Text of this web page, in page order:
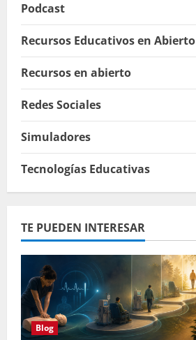
Podcast
Recursos Educativos en Abierto
Recursos en abierto
Redes Sociales
Simuladores
Tecnologías Educativas
TE PUEDEN INTERESAR
Blog